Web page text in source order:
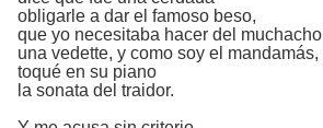
obligarle a dar el famoso beso,
que yo necesitaba hacer del muchacho
una vedette, y como soy el mandamás,
toqué en su piano
la sonata del traidor.